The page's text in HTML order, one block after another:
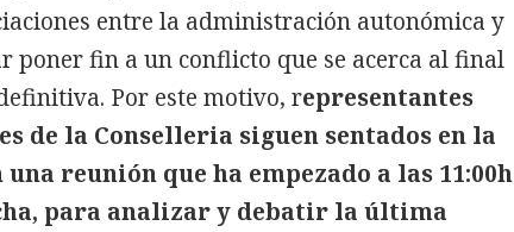
entre la administración autonómica y
poner fin a un conflicto que se acerca al final
Por este motivo, representantes
de la Conselleria siguen sentados en la
una reunión que ha empezado a las 11:00h
para analizar y debatir la última